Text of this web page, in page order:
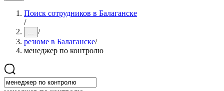
Поиск сотрудников в Балаганске
/
... /
резюме в Балаганске/
менеджер по контролю